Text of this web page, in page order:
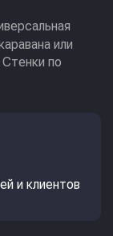
или
по
и клиентов